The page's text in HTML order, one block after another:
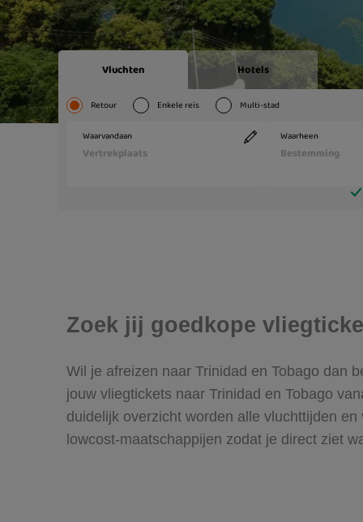
Zoek jij goedkope
Wil je afreizen naar Trinidad en Tobago dan
jouw vliegtickets naar Trinidad en Tobago
duidelijk overzicht worden alle vluchttijden
lowcost-maatschappijen zodat je direct ziet